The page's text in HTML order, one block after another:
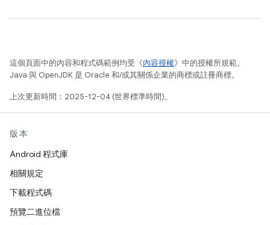
這個頁面中的內容和程式碼範例均受《內容授權》中的授權所規範。
Java 與 OpenJDK 是 Oracle 和/或其關係企業的商標或註冊商標。
上次更新時間：2025-12-04 (世界標準時間)。
版本
Android 程式庫
相關規定
下載程式碼
預覽二進位檔